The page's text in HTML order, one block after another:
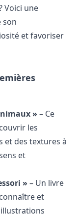
Voici une
son
et favoriser
» – Ce
les
et des textures à
et
» – Un livre
et